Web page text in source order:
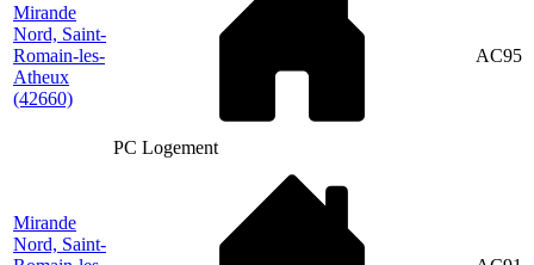
Mirande
Nord, Saint-
Romain-les-
Atheux
(42660)
PC Logement
AC95
Mirande
Nord, Saint-